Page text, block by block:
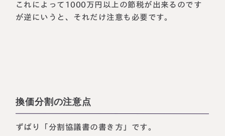
これによって1000万円以上の節税が出来るのです
が逆にいうと、それだけ注意も必要です。
換価分割の注意点
ずばり 「分割協議書の書き方」 です。